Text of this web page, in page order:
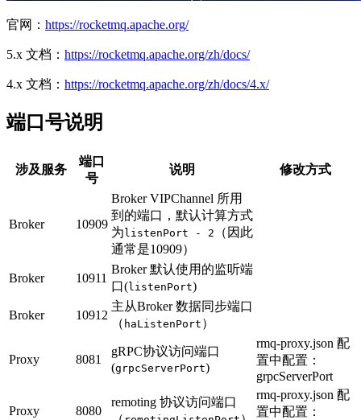
官网： https://rocketmq.apache.org/
5.x 文档： https://rocketmq.apache.org/zh/docs/
4.x 文档： https://rocketmq.apache.org/zh/docs/4.x/
端口号说明
涉及服务
端口
号
说明 修改方式
Broker 10909
Broker VIPChannel 所用
到的端口，默认计算方式
为listenPort - 2
（因此
通常是10909）
Broker 10911
Broker 默认使用的监听端
口(listenPort)
Broker 10912
主从Broker 数据同步端口
（ haListenPort ）
Proxy 8081
gRPC协议访问端口
(grpcServerPort)
rmq-proxy.json 配
置中配置：
grpcServerPort
Proxy 8080
remoting 协议访问端口
rmq-proxy.json 配
置中配置：